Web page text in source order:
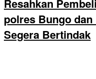
Resahkan
polres Bungo
Segera Bertindak